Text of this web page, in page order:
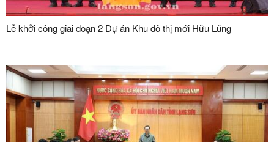
Lễ khởi công giai đoạn 2 Dự án Khu đô thị mới Hữu Lũng